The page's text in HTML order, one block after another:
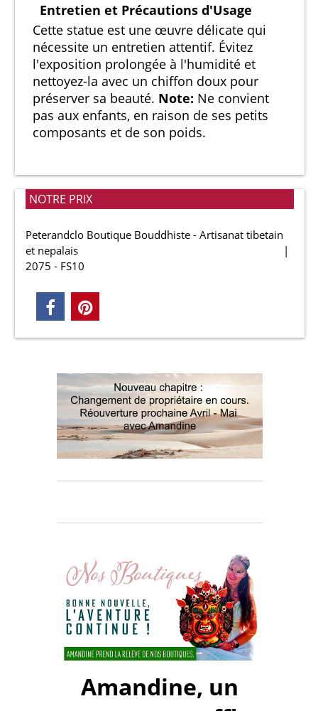
Entretien et Précautions d'Usage
Cette statue est une œuvre délicate qui
nécessite un entretien attentif. Évitez
l'exposition prolongée à l'humidité et
nettoyez-la avec un chiffon doux pour
préserver sa beauté. Note: Ne convient
pas aux enfants, en raison de ses petits
composants et de son poids.
NOTRE PRIX
Peterandclo Boutique Bouddhiste - Artisanat tibetain
et nepalais
2075 - FS10
Amandine, un